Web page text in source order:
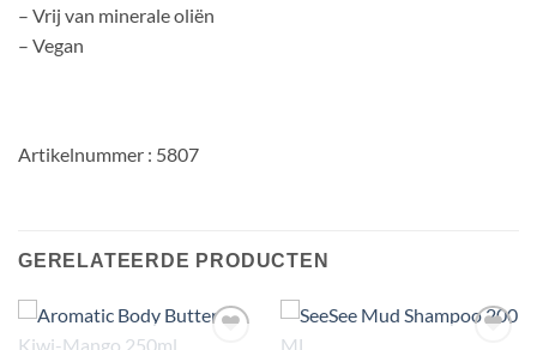
– Vrij van minerale oliën
– Vegan
Artikelnummer : 5807
GERELATEERDE PRODUCTEN